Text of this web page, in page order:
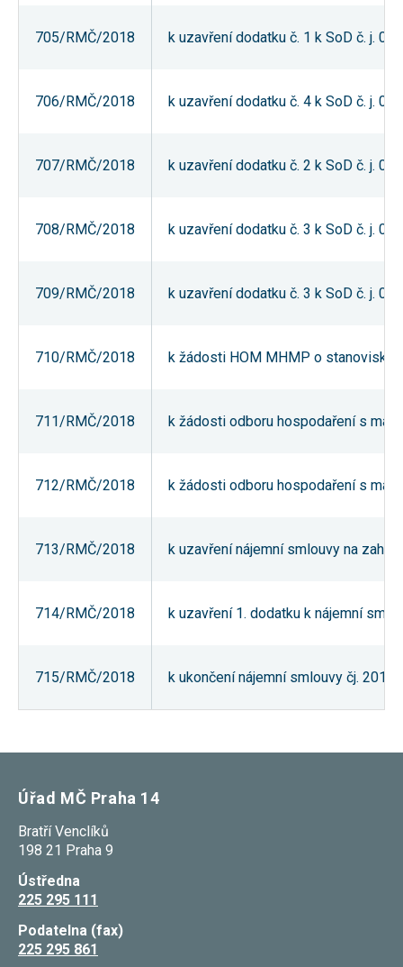
705/RMČ/2018 k uzavření dodatku č. 1 k SoD č. j.
706/RMČ/2018 k uzavření dodatku č. 4 k SoD č. j.
707/RMČ/2018 k uzavření dodatku č. 2 k SoD č. j.
708/RMČ/2018 k uzavření dodatku č. 3 k SoD č. j.
709/RMČ/2018 k uzavření dodatku č. 3 k SoD č. j.
710/RMČ/2018 k žádosti HOM MHMP o stanovisko
711/RMČ/2018 k žádosti odboru hospodaření s
712/RMČ/2018 k žádosti odboru hospodaření s
713/RMČ/2018 k uzavření nájemní smlouvy na
714/RMČ/2018 k uzavření 1. dodatku k nájemní
715/RMČ/2018 k ukončení nájemní smlouvy čj.
Úřad MČ Praha 14
Bratří Venclíků
198 21 Praha 9
Ústředna
225 295 111
Podatelna (fax)
225 295 861
a reklam